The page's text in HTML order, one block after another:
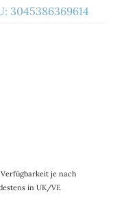
3045386369614
je nach
in UK/VE